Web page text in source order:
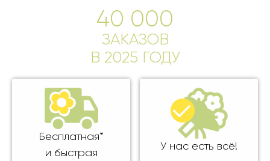
40 000
ЗАКАЗОВ
В 2025 ГОДУ
Бесплатная*
и быстрая
У нас есть всё!